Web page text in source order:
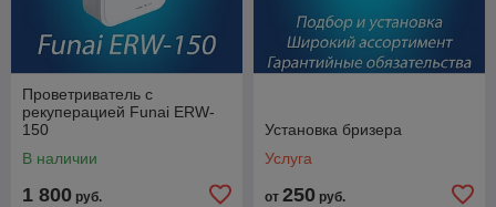
Проветриватель с
рекуперацией Funai ERW-
150
В наличии
1 800 руб.
Установка бризера
Услуга
от 250 руб.